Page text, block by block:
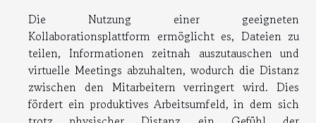
Die Nutzung einer geeigneten
Kollaborationsplattform ermöglicht es, Dateien zu
teilen, Informationen zeitnah auszutauschen und
virtuelle Meetings abzuhalten, wodurch die Distanz
zwischen den Mitarbeitern verringert wird. Dies
fördert ein produktives Arbeitsumfeld, in dem sich